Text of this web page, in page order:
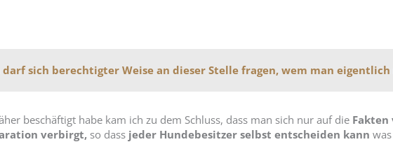
darf sich berechtigter Weise an dieser Stelle fragen, wem man
beschäftigt habe kam ich zu dem Schluss, dass man sich nur auf die Fakten
verbirgt, so dass jeder Hundebesitzer selbst entscheiden kann